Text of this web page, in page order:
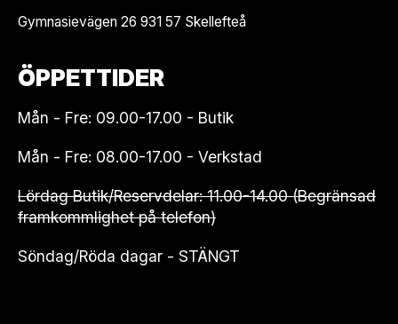
Gymnasievägen 26 931 57 Skellefteå
ÖPPETTIDER
Mån - Fre: 09.00-17.00 - Butik
Mån - Fre: 08.00-17.00 - Verkstad
Lördag Butik/Reservdelar: 11.00-14.00 (Begränsad
framkommlighet på telefon)
Söndag/Röda dagar - STÄNGT